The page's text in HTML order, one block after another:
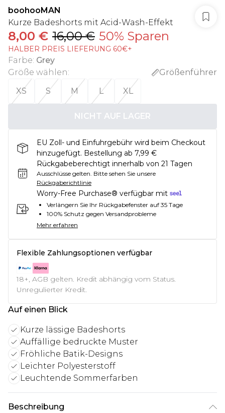
boohooMAN
Kurze Badeshorts mit Acid-Wash-Effekt
8,00 € 16,00 € 50% Sparen
HALBER PREIS LIEFERUNG 60€+
Farbe: Grey
Größe wählen:
Größenführer
XS
S M L XL
NICHT AUF LAGER
EU Zoll- und Einfuhrgebühr wird beim Checkout
hinzugefügt. Bestellung ab 7,99 €
Rückgabeberechtigt innerhalb von 21 Tagen
Ausschlüsse gelten. Bitte sehen Sie unsere
Rückgaberichtlinie
Worry-Free Purchase® verfügbar mit
Verlängern Sie Ihr Rückgabefenster auf 35 Tage
100% Schutz gegen Versandprobleme
Mehr erfahren
Flexible Zahlungsoptionen verfügbar
18+, AGB gelten. Kredit abhängig vom Status.
Unregulierter Kredit.
Auf einen Blick
Kurze lässige Badeshorts
Auffällige bedruckte Muster
Fröhliche Batik-Designs
Leichter Polyesterstoff
Leuchtende Sommerfarben
Beschreibung